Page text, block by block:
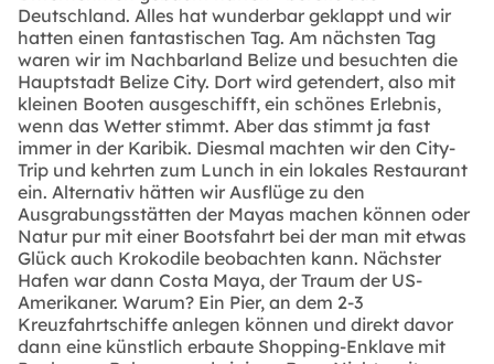
Deutschland. Alles hat wunderbar geklappt und wir
hatten einen fantastischen Tag. Am nächsten Tag
waren wir im Nachbarland Belize und besuchten die
Hauptstadt Belize City. Dort wird getendert, also mit
kleinen Booten ausgeschifft, ein schönes Erlebnis,
wenn das Wetter stimmt. Aber das stimmt ja fast
immer in der Karibik. Diesmal machten wir den City-
Trip und kehrten zum Lunch in ein lokales Restaurant
ein. Alternativ hätten wir Ausflüge zu den
Ausgrabungsstätten der Mayas machen können oder
Natur pur mit einer Bootsfahrt bei der man mit etwas
Glück auch Krokodile beobachten kann. Nächster
Hafen war dann Costa Maya, der Traum der US-
Amerikaner. Warum? Ein Pier, an dem 2-3
Kreuzfahrtschiffe anlegen können und direkt davor
dann eine künstlich erbaute Shopping-Enklave mit